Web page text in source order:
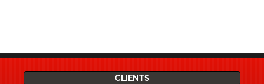
CLIENTS